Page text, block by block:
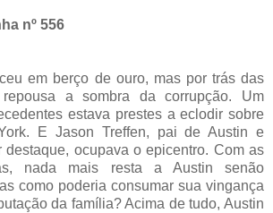
nº 556
em berço de ouro, mas por trás das
a sombra da corrupção. Um
estava prestes a eclodir sobre
E Jason Treffen, pai de Austin e
destaque, ocupava o epicentro. Com as
nada mais resta a Austin senão
como poderia consumar sua vingança
da família? Acima de tudo, Austin